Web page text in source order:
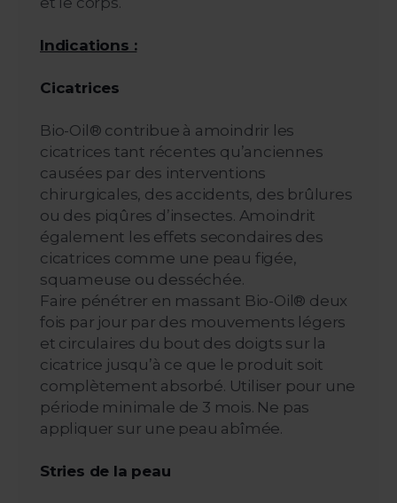
Indications :
Cicatrices
Bio-Oil® contribue à amoindrir les
cicatrices tant récentes qu’anciennes
causées par des interventions
chirurgicales, des accidents, des brûlures
ou des piqûres d’insectes. Amoindrit
également les effets secondaires des
cicatrices comme une peau figée,
squameuse ou desséchée.
Faire pénétrer en massant Bio-Oil® deux
fois par jour par des mouvements légers
et circulaires du bout des doigts sur la
cicatrice jusqu’à ce que le produit soit
complètement absorbé. Utiliser pour une
période minimale de 3 mois. Ne pas
appliquer sur une peau abîmée.
Stries de la peau